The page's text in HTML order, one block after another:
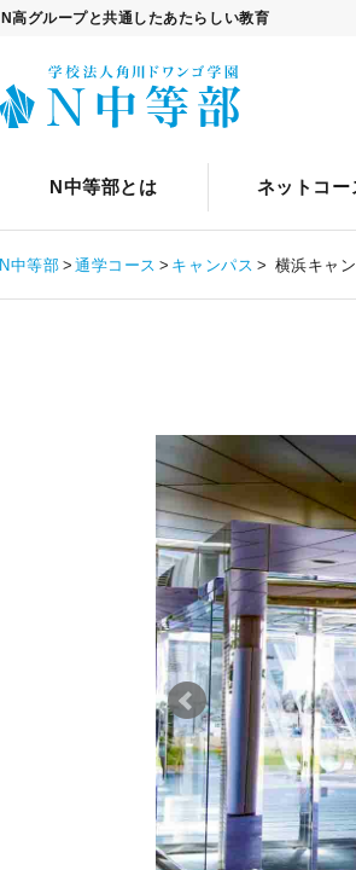
N高グループと共通したあたらしい教育
N中等部とは
卒業生
ネットコー
選択学習カリキュラムについ
入学案内について
ネットコー
N中等部 通学コース キャンパス 横浜キャ